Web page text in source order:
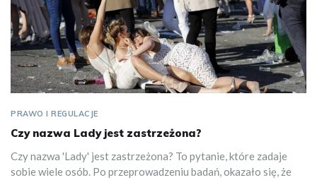
PRAWO I REGULACJE
Czy nazwa Lady jest zastrzeżona?
Czy nazwa 'Lady' jest zastrzeżona? To pytanie, które zadaje
sobie wiele osób. Po przeprowadzeniu badań, okazało się, że